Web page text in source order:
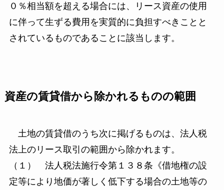
０％相当額を超える場合には、リース資産の使用
に伴って生ずる費用を実質的に負担すべきことと
されているものであることに該当します。
資産の賃貸借から除かれるものの範囲
土地の賃貸借のうち次に掲げるものは、法人税
法上のリース取引の範囲から除かれます。
（１） 法人税法施行令第１３８条《借地権の設
定等により地価が著しく低下する場合の土地等の